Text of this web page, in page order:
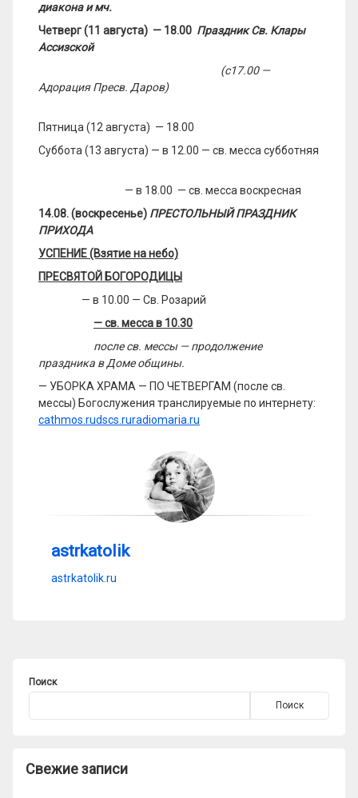
диакона и мч.
Четверг (11 августа) — 18.00 Праздник Св. Клары
Ассизской
(с17.00 —
Адорация Пресв. Даров)
Пятница (12 августа) — 18.00
Суббота (13 августа) — в 12.00 — св. месса субботняя
— в 18.00 — св. месса воскресная
14.08. (воскресенье) ПРЕСТОЛЬНЫЙ ПРАЗДНИК
ПРИХОДА
УСПЕНИЕ (Взятие на небо)
ПРЕСВЯТОЙ БОГОРОДИЦЫ
— в 10.00 — Св. Розарий
— св. месса в 10.30
после св. мессы— продолжение
праздника в Доме общины.
— УБОРКА ХРАМА — ПО ЧЕТВЕРГАМ (после св.
мессы) Богослужения транслируемые по интернету:
cathmos.rudscs.ruradiomaria.ru
astrkatolik
astrkatolik.ru
Поиск
Поиск
Свежие записи